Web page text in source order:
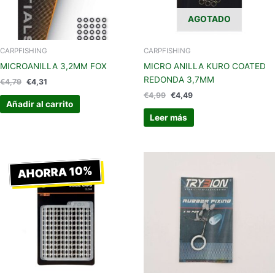
CARPFISHING
MICROANILLA 3,2MM FOX
€4,79 €4,31
Añadir al carrito
AGOTADO
CARPFISHING
MICRO ANILLA KURO COATED
REDONDA 3,7MM
€4,99 €4,49
Leer más
AHORRA 10%
precio
original
era:
€4,50.
precio
actual
es:
€4,05.